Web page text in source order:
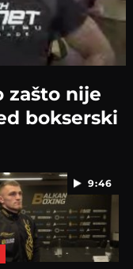
zašto nije
bokserski
9:46